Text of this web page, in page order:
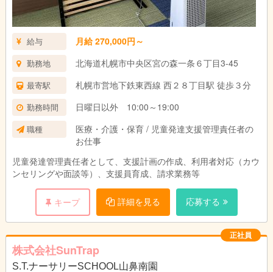
給与 月給 270,000円～
勤務地 北海道札幌市中央区宮の森一条６丁目3-45
最寄駅 札幌市営地下鉄東西線 西２８丁目駅 徒歩３分
勤務時間 日曜日以外 10:00～19:00
職種
医療・介護・保育 / 児童発達支援管理責任者の
お仕事
児童発達管理責任者として、支援計画の作成、利用者対応（カウ
ンセリングや面談等）、支援員育成、請求業務等
キープ 詳細を見る 応募する
正社員
株式会社SunTrap
S.T.ナーサリーSCHOOL山鼻南園